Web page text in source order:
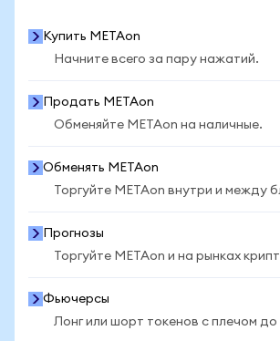
Купить METAon
Начните всего за пару нажатий.
Продать METAon
Обменяйте METAon на наличные.
Обменять METAon
Торгуйте METAon внутри и между
Прогнозы
Торгуйте METAon и на рынках
Фьючерсы
Лонг или шорт токенов с плечом до